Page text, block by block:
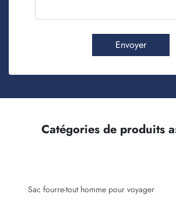
Envoyer
Catégories de produits
Sac fourre-tout homme pour voyager